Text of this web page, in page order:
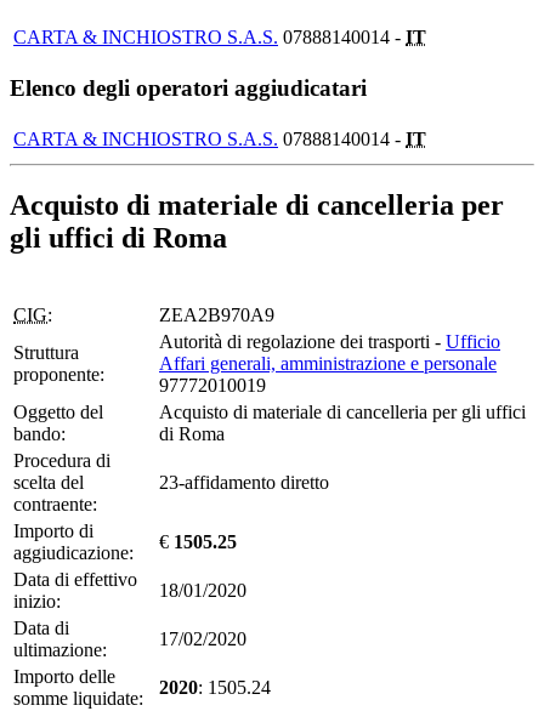
CARTA & INCHIOSTRO S.A.S. 07888140014 - IT
Elenco degli operatori aggiudicatari
CARTA & INCHIOSTRO S.A.S. 07888140014 - IT
Acquisto di materiale di cancelleria per
gli uffici di Roma
CIG:
ZEA2B970A9
Struttura
proponente:
Autorità di regolazione dei trasporti - Ufficio
Affari generali, amministrazione e personale
97772010019
Oggetto del
bando:
Acquisto di materiale di cancelleria per gli uffici
di Roma
Procedura di
scelta del
contraente:
23-affidamento diretto
Importo di
aggiudicazione:
€ 1505.25
Data di effettivo
inizio:
18/01/2020
Data di
ultimazione:
17/02/2020
Importo delle
somme liquidate:
2020: 1505.24